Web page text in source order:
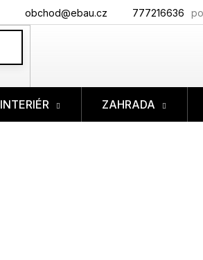
777216636
obchod@ebau.cz
INTERIÉR ZAHRADA